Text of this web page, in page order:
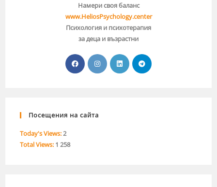
Намери своя баланс
www.HeliosPsychology.center
Психология и психотерапия
за деца и възрастни
Посещения на сайта
Today's Views:2
Total Views: 1 258